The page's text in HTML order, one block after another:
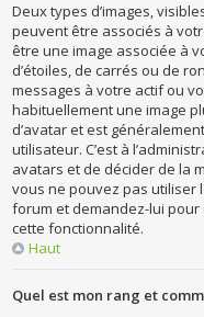
Deux types d’images,
peuvent être associés à
être une image associée à
d’étoiles, de carrés ou de
messages à votre actif ou
habituellement une image
d’avatar et est
utilisateur. C’est à
avatars et de décider de la
vous ne pouvez pas utiliser
forum et demandez-lui
cette fonctionnalité.
Haut
Quel est mon rang et